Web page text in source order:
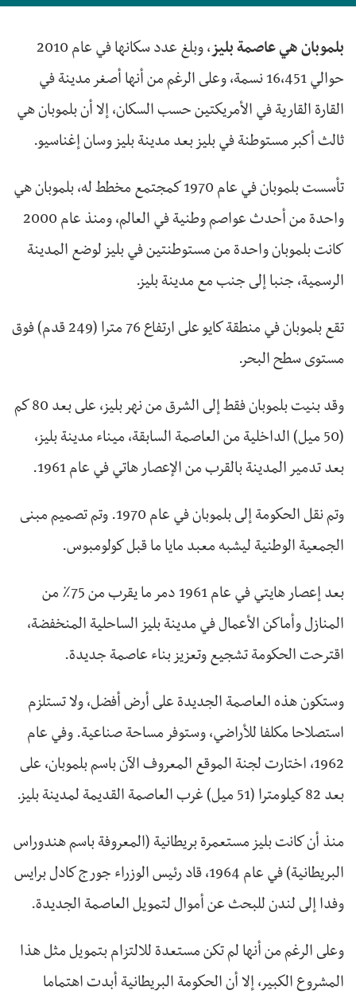
بلموبان هي عاصمة بليز
، وبلغ عدد سكانها في عام 2010
حوالي 16،451 نسمة، وعلى الرغم من أنها أصغر مدينة في
القارة القارية في الأمريكتين حسب السكان، إلا أن بلموبان هي
ثالث أكبر مستوطنة في بليز بعد مدينة بليز وسان إغناسيو.
تأسست بلموبان في عام 1970 كمجتمع مخطط له، بلموبان هي
واحدة من أحدث عواصم وطنية في العالم، ومنذ عام 2000
كانت بلموبان واحدة من مستوطنتين في بليز لوضع المدينة
الرسمية، جنبا إلى جنب مع مدينة بليز.
تقع بلموبان في منطقة كايو على ارتفاع 76 مترا (249 قدم) فوق
مستوى سطح البحر.
وقد بنيت بلموبان فقط إلى الشرق من نهر بليز، على بعد 80 كم
(50 ميل) الداخلية من العاصمة السابقة، ميناء مدينة بليز،
بعد تدمير المدينة بالقرب من الإعصار هاتي في عام 1961.
وتم نقل الحكومة إلى بلموبان في عام 1970. وتم تصميم مبنى
الجمعية الوطنية ليشبه معبد مايا ما قبل كولومبوس.
بعد إعصار هايتي في عام 1961 دمر ما يقرب من 75٪ من
المنازل وأماكن الأعمال في مدينة بليز الساحلية المنخفضة،
اقترحت الحكومة تشجيع وتعزيز بناء عاصمة جديدة.
وستكون هذه العاصمة الجديدة على أرض أفضل، ولا تستلزم
استصلاحا مكلفا للأراضي، وستوفر مساحة صناعية. وفي عام
1962، اختارت لجنة الموقع المعروف الآن باسم بلموبان، على
بعد 82 كيلومترا (51 ميل) غرب العاصمة القديمة لمدينة بليز.
منذ أن كانت بليز مستعمرة بريطانية (المعروفة باسم هندوراس
البريطانية) في عام 1964، قاد رئيس الوزراء جورج كادل برايس
وفدا إلى لندن للبحث عن أموال لتمويل العاصمة الجديدة.
وعلى الرغم من أنها لم تكن مستعدة للالتزام بتمويل مثل هذا
المشروع الكبير، إلا أن الحكومة البريطانية أبدت اهتماما